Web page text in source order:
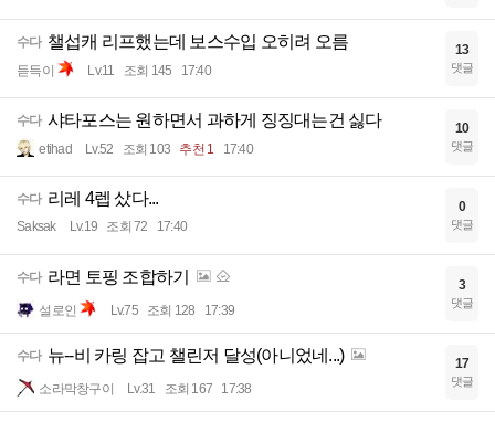
수다 챌섭캐 리프했는데 보스수입 오히려 오름
듣득이 Lv.11 조회 145 17:40
13
댓글
수다 샤타포스는 원하면서 과하게 징징대는건 싫다
etihad Lv.52 조회 103 추천 1 17:40
10
댓글
수다 리레 4렙 샀다...
Saksak Lv.19 조회 72 17:40
0
댓글
수다 라면 토핑 조합하기
설로인 Lv.75 조회 128 17:39
3
댓글
수다 뉴--비 카링 잡고 챌린저 달성(아니었네...)
소라막창구이 Lv.31 조회 167 17:38
17
댓글